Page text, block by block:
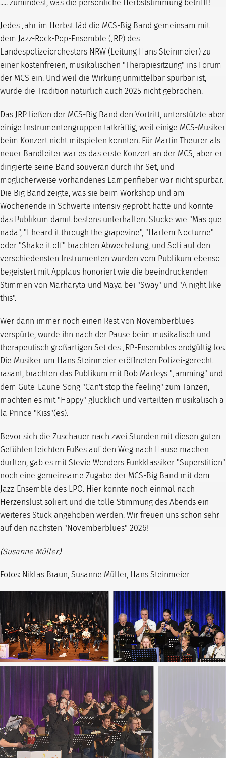
..... zumindest, was die persönliche Herbststimmung betrifft!
Jedes Jahr im Herbst läd die MCS-Big Band gemeinsam mit
dem Jazz-Rock-Pop-Ensemble (JRP) des
Landespolizeiorchesters NRW (Leitung Hans Steinmeier) zu
einer kostenfreien, musikalischen "Therapiesitzung" ins Forum
der MCS ein. Und weil die Wirkung unmittelbar spürbar ist,
wurde die Tradition natürlich auch 2025 nicht gebrochen.
Das JRP ließen der MCS-Big Band den Vortritt, unterstützte aber
einige Instrumentengruppen tatkräftig, weil einige MCS-Musiker
beim Konzert nicht mitspielen konnten. Für Martin Theurer als
neuer Bandleiter war es das erste Konzert an der MCS, aber er
dirigierte seine Band souverän durch ihr Set, und
möglicherweise vorhandenes Lampenfieber war nicht spürbar.
Die Big Band zeigte, was sie beim Workshop und am
Wochenende in Schwerte intensiv geprobt hatte und konnte
das Publikum damit bestens unterhalten. Stücke wie "Mas que
nada", "I heard it through the grapevine", "Harlem Nocturne"
oder "Shake it off" brachten Abwechslung, und Soli auf den
verschiedensten Instrumenten wurden vom Publikum ebenso
begeistert mit Applaus honoriert wie die beeindruckenden
Stimmen von Marharyta und Maya bei "Sway" und "A night like
this".
Wer dann immer noch einen Rest von Novemberblues
verspürte, wurde ihn nach der Pause beim musikalisch und
therapeutisch großartigen Set des JRP-Ensembles endgültig los.
Die Musiker um Hans Steinmeier eröffneten Polizei-gerecht
rasant, brachten das Publikum mit Bob Marleys "Jamming" und
dem Gute-Laune-Song "Can't stop the feeling" zum Tanzen,
machten es mit "Happy" glücklich und verteilten musikalisch a
la Prince "Kiss"(es).
Bevor sich die Zuschauer nach zwei Stunden mit diesen guten
Gefühlen leichten Fußes auf den Weg nach Hause machen
durften, gab es mit Stevie Wonders Funkklassiker "Superstition"
noch eine gemeinsame Zugabe der MCS-Big Band mit dem
Jazz-Ensemble des LPO. Hier konnte noch einmal nach
Herzenslust soliert und die tolle Stimmung des Abends ein
weiteres Stück angehoben werden. Wir freuen uns schon sehr
auf den nächsten "Novemberblues" 2026!
(Susanne Müller)
Fotos: Niklas Braun, Susanne Müller, Hans Steinmeier